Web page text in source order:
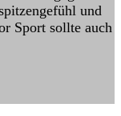
und
Sport sollte auch